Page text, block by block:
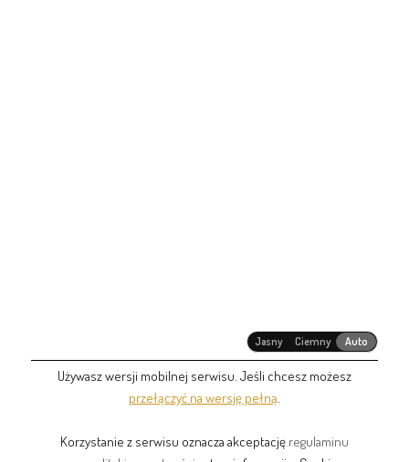
Jasny Ciemny Auto
Używasz wersji mobilnej serwisu. Jeśli chcesz możesz
przełączyć na wersję pełną
Korzystanie z serwisu oznacza akceptację regulaminu